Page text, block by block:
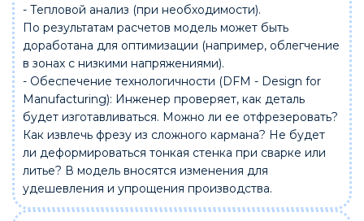
- Тепловой анализ (при необходимости).
По результатам расчетов модель может быть
доработана для оптимизации (например, облегчение
в зонах с низкими напряжениями).
- Обеспечение технологичности (DFM - Design for
Manufacturing): Инженер проверяет, как деталь
будет изготавливаться. Можно ли ее отфрезеровать?
Как извлечь фрезу из сложного кармана? Не будет
ли деформироваться тонкая стенка при сварке или
литье? В модель вносятся изменения для
удешевления и упрощения производства.